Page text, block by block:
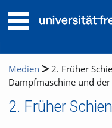
Medien
2. Früher
Dampfmaschine und